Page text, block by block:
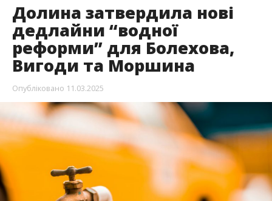
Долина затвердила нові
дедлайни “водної
реформи” для Болехова,
Вигоди та Моршина
Опубліковано 11.03.2025